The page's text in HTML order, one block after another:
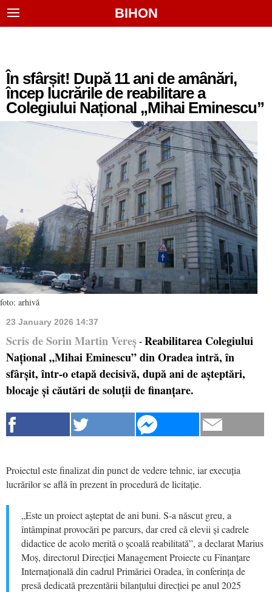
BIHON
În sfârșit! După 11 ani de amânări,
încep lucrările de reabilitare a
Colegiului Național „Mihai Eminescu”
foto: arhivă
23 January 2026 14:37
Scris de Sorin Martin Vereș - Reabilitarea Colegiului
Național „Mihai Eminescu” din Oradea intră, în
sfârșit, într-o etapă decisivă, după ani de așteptări,
blocaje și căutări de soluții de finanțare.
Proiectul este finalizat din punct de vedere tehnic, iar execuția
lucrărilor se află în prezent în procedură de licitație.
„Este un proiect așteptat de ani buni. S-a născut greu, a
întâmpinat provocări pe parcurs, dar cred că elevii și cadrele
didactice de acolo merită o școală reabilitată”, a declarat Marius
Moș, directorul Direcției Management Proiecte cu Finanțare
Internațională din cadrul Primăriei Oradea, în conferința de
presă dedicată prezentării bilanțului direcției pe anul 2025